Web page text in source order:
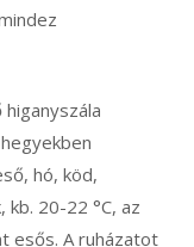
hó, köd,
20-22 °C, az
esős. A ruházatot